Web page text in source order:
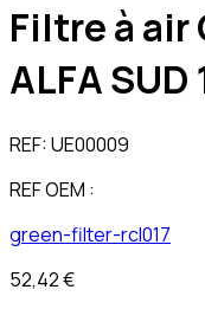
Filtre à air
ALFA SUD
REF:UE00009
REF OEM :
green-filter-rcl017
52,42 €